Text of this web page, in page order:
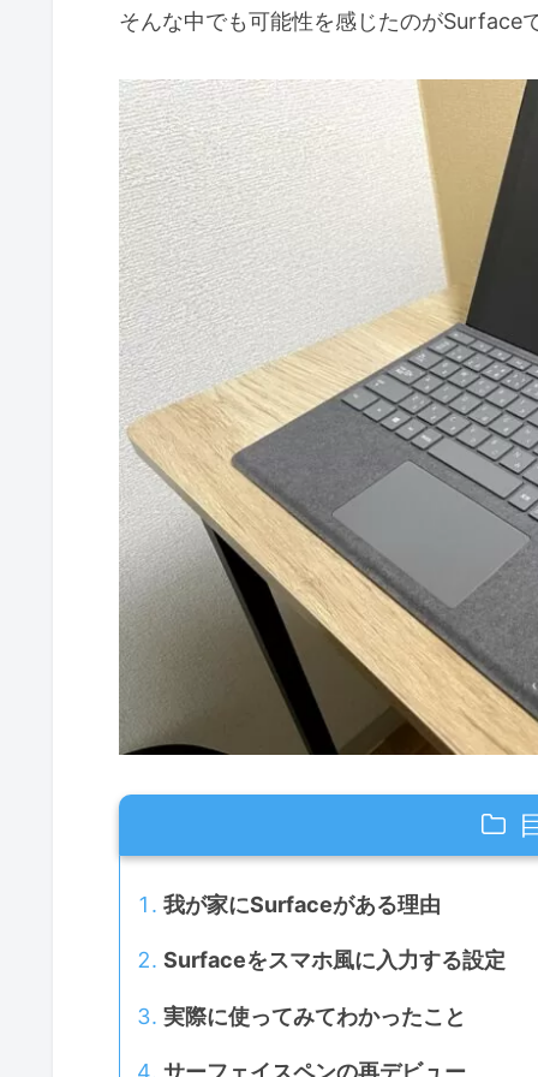
そんな中でも可能性を感じたのがSurface
我が家にSurfaceがある理由
Surfaceをスマホ風に入力する設定
実際に使ってみてわかったこと
サーフェイスペンの再デビュー